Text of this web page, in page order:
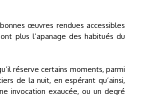
œuvres rendues accessibles
plus l’apanage des habitués du
réserve certains moments, parmi
de la nuit, en espérant qu’ainsi,
invocation exaucée, ou un degré